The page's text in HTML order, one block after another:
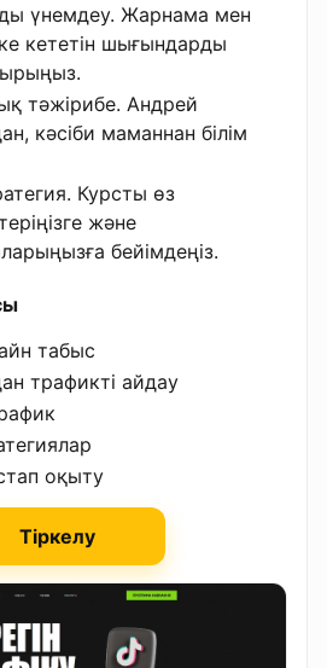
үнемдеу. Жарнама мен
кететін шығындарды
тәжірибе. Андрей
кәсіби маманнан білім
Курсты өз
және
бейімдеңіз.
табыс
трафикті айдау
оқыту
Тіркелу